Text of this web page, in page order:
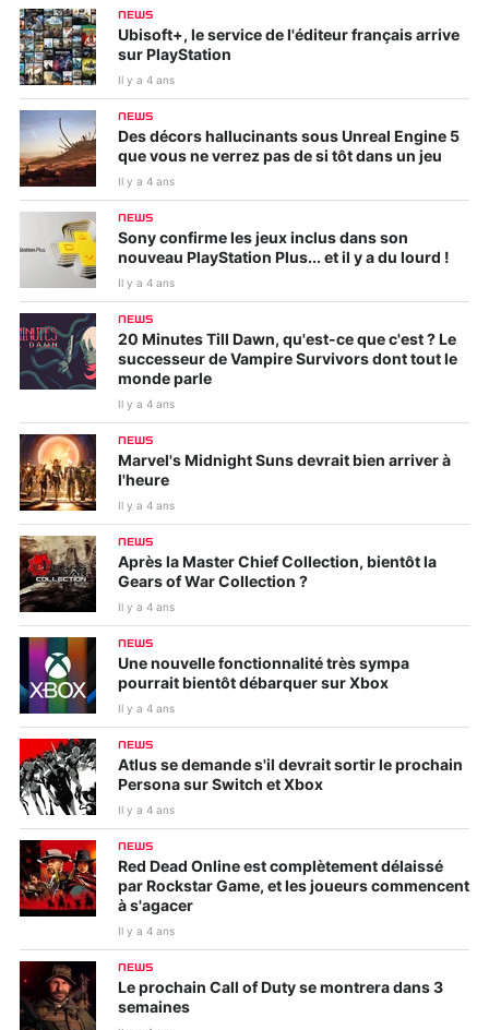
NEWS
Ubisoft+, le service de l'éditeur français arrive
sur PlayStation
Il y a 4 ans
NEWS
Des décors hallucinants sous Unreal Engine 5
que vous ne verrez pas de si tôt dans un jeu
Il y a 4 ans
NEWS
Sony confirme les jeux inclus dans son
nouveau PlayStation Plus... et il y a du lourd !
Il y a 4 ans
NEWS
20 Minutes Till Dawn, qu'est-ce que c'est ? Le
successeur de Vampire Survivors dont tout le
monde parle
Il y a 4 ans
NEWS
Marvel's Midnight Suns devrait bien arriver à
l'heure
Il y a 4 ans
NEWS
Après la Master Chief Collection, bientôt la
Gears of War Collection ?
Il y a 4 ans
NEWS
Une nouvelle fonctionnalité très sympa
pourrait bientôt débarquer sur Xbox
Il y a 4 ans
NEWS
Atlus se demande s'il devrait sortir le prochain
Persona sur Switch et Xbox
Il y a 4 ans
NEWS
Red Dead Online est complètement délaissé
par Rockstar Game, et les joueurs commencent
à s'agacer
Il y a 4 ans
NEWS
Le prochain Call of Duty se montrera dans 3
semaines